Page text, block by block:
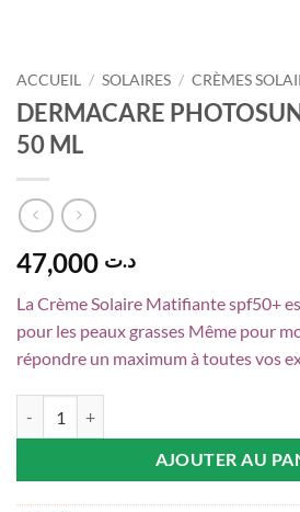
ACCUEIL / SOLAIRES / CRÈMES
DERMACARE
50 ML
د.ت
La Crème Solaire Matifiante spf50+
pour les peaux grasses Même pour
répondre un maximum à toutes vos
AJOUTER AU